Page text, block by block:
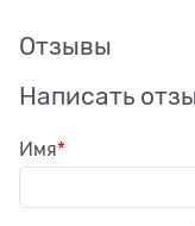
Отзывы
Написать
Имя